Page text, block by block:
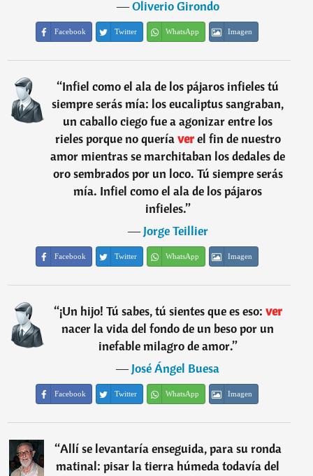
―Oliverio Girondo
Facebook Twitter WhatsApp Imagen
“Infiel como el ala de los pájaros infieles tú
siempre serás mía: los eucaliptus sangraban,
un caballo ciego fue a agonizar entre los
rieles porque no queríaverel fin de nuestro
amor mientras se marchitaban los dedales de
oro sembrados por un loco. Tú siempre serás
mía. Infiel como el ala de los pájaros
infieles.”
―Jorge Teillier
Facebook Twitter WhatsApp Imagen
“¡Un hijo! Tú sabes, tú sientes que es eso: ver
nacer la vida del fondo de un beso por un
inefable milagro de amor.”
―José Ángel Buesa
Facebook Twitter WhatsApp Imagen
“Allí se levantaría enseguida, para su ronda
matinal: pisar la tierra húmeda todavía del